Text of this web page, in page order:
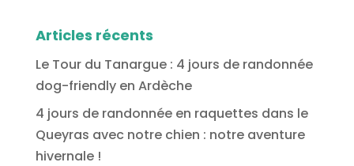
Articles récents
Le Tour du Tanargue : 4 jours de randonnée
dog-friendly en Ardèche
4 jours de randonnée en raquettes dans le
Queyras avec notre chien : notre aventure
hivernale !